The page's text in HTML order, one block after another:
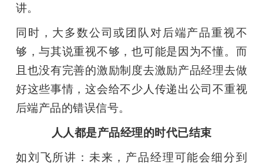
讲。
同时，大多数公司或团队对后端产品重视不
够，与其说重视不够，也可能是因为不懂。而
且也没有完善的激励制度去激励产品经理去做
好这些事情，这会给不少人传递出公司不重视
后端产品的错误信号。
人人都是产品经理的时代已结束
如刘飞所讲：未来，产品经理可能会细分到